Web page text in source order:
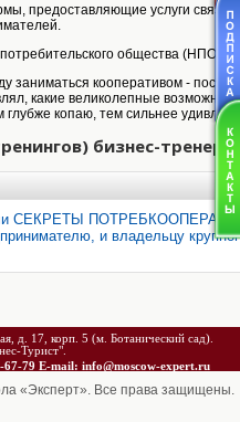
предоставляющие услуги связи
общества (НПО).
заниматься кооперативом -
какие великолепные
копаю, тем сильнее
бизнес-тренера
СЕКРЕТЫ
и владельцу
д. 17, корп. 5 (м. Ботанический сад).
Турист".
79 E-mail: info@moscow-expert.ru
«Эксперт». Все права защищены.